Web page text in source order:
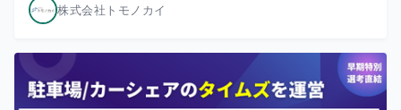
株式会社トモノカイ